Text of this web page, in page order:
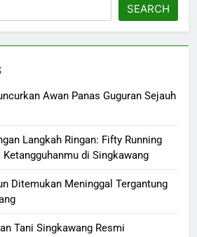
SEARCH
Awan Panas Guguran Sejauh
Langkah Ringan: Fifty Running
di Singkawang
Ditemukan Meninggal Tergantung
Tani Singkawang Resmi